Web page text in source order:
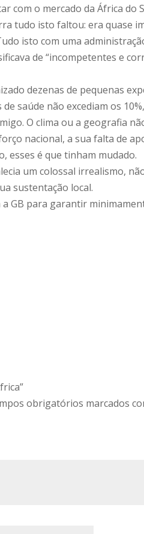
com o mercado da África do
tudo isto faltou: era quase
isto com uma
de “incompetentes e
dezenas de pequenas
saúde não excediam os
O clima ou a geografia
nacional, a sua falta de
esses é que tinham mudado.
um colossal irrealismo,
sustentação local.
GB para garantir
obrigatórios marcados